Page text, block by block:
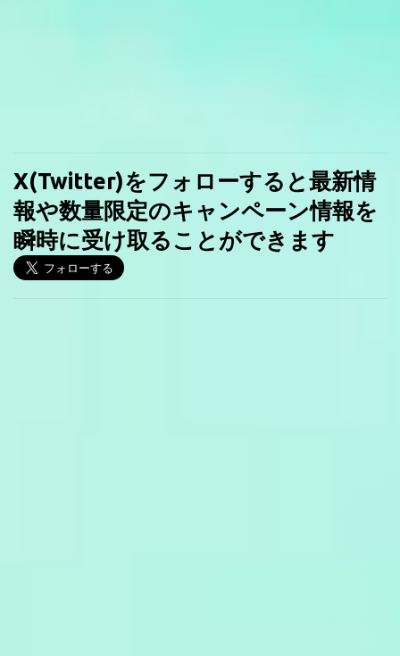
X(Twitter)をフォローすると最新情
報や数量限定のキャンペーン情報を
瞬時に受け取ることができます